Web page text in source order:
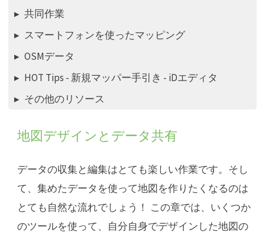
共同作業
スマートフォンを使ったマッピング
OSMデータ
HOT Tips - 新規マッパー手引き - iDエディタ
その他のリソース
地図デザインとデータ共有
データの収集と編集はとても楽しい作業です。そし
て、集めたデータを使って地図を作りたくなるのは
とても自然な流れでしょう！ この章では、いくつか
のツールを使って、自分自身でデザインした地図の